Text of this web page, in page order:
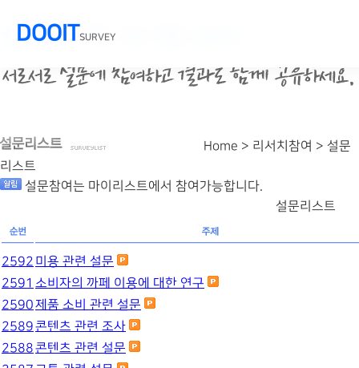
DOOITSURVEY
Home > 리서치참여 > 설문
리스트
설문참여는 마이리스트에서 참여가능합니다.
설문리스트
2592 미용 관련 설문
2591 소비자의 까페 이용에 대한 연구
2590제품 소비 관련 설문
2589콘텐츠 관련 조사
2588콘텐츠 관련 설문